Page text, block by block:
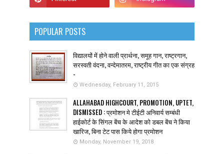
POPULAR POSTS
विद्यालयों में होने वाली प्रार्थना, समूह गान, राष्ट्रगान,
सरस्वती वंदना, वन्देमातरम, राष्ट्रीय गीत का एक संग्रह
-
Wednesday, February 11, 2015
ALLAHABAD HIGHCOURT, PROMOTION, UPTET,
DISMISSED : प्रमोशन मे टीईटी अनिवार्य सम्बंधी
हाईकोर्ट के सिंगल बेंच के आदेश को डबल बेंच ने किया
खारिज, बिना टेट पास किये होगा प्रमोशन
Monday, November 19, 2018